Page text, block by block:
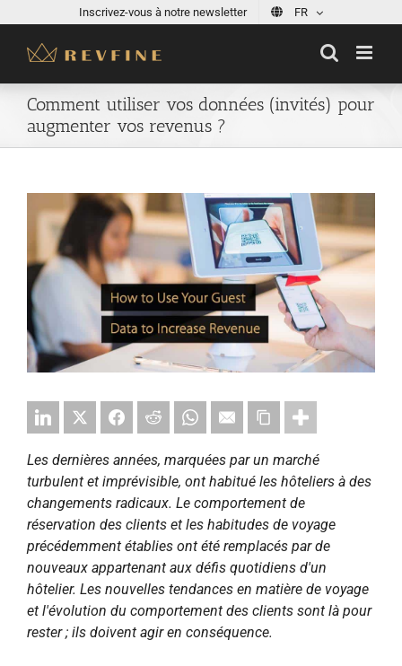
content
Inscrivez-vous à notre newsletter FR
Comment utiliser vos données (invités) pour
augmenter vos revenus ?
Larger
Image
Les dernières années, marquées par un marché
turbulent et imprévisible, ont habitué les hôteliers à des
changements radicaux. Le comportement de
réservation des clients et les habitudes de voyage
précédemment établies ont été remplacés par de
nouveaux appartenant aux défis quotidiens d'un
hôtelier. Les nouvelles tendances en matière de voyage
et l'évolution du comportement des clients sont là pour
rester ; ils doivent agir en conséquence.